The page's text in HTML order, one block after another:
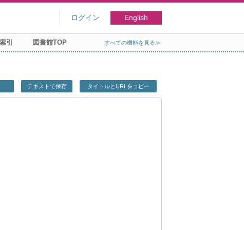
ログイン English
引 図書館TOP すべての機能を見る≫
テキストで保存 タイトルとURLをコピー